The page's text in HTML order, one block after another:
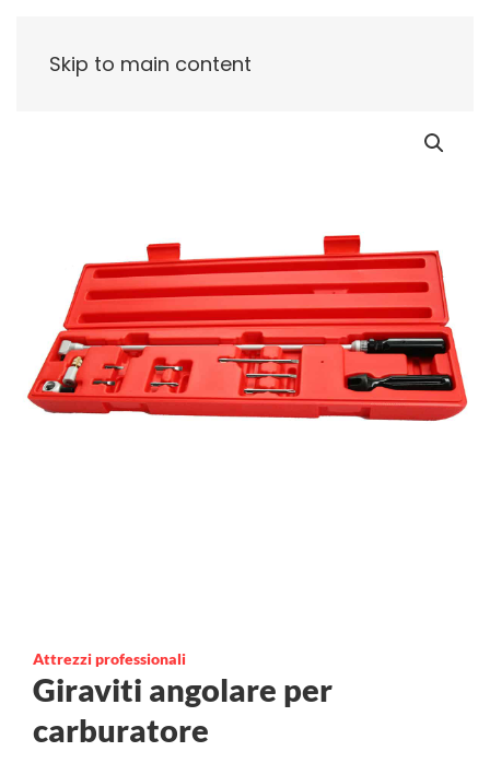
Skip to main content
Attrezzi professionali
Giraviti angolare per
carburatore